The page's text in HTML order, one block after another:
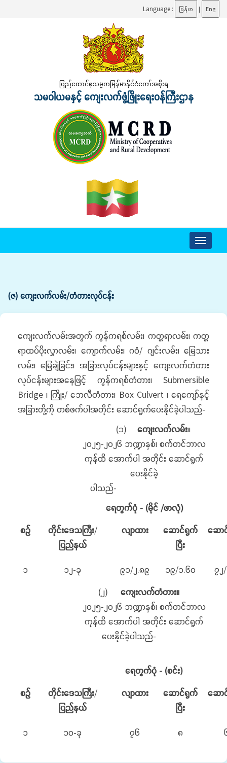
Language : မြန်မာ | Eng
ပြည်ထောင်စုသမ္မတမြန်မာနိုင်ငံတော်အစိုးရ
သမဝါယမနှင့် ကျေးလက်ဖွံ့ဖြိုးရေးဝန်ကြီးဌာန
Toggle
(ဇ) ကျေးလက်လမ်း/တံတားလုပ်ငန်း
ကျေးလက်လမ်းအတွက် ကွန်ကရစ်လမ်း၊ ကတ္တရာလမ်း၊ ကတ္တ
ရာထပ်ပိုးလွှာလမ်း၊ ကျောက်လမ်း၊ ဂဝံ/ ဂျင်းလမ်း၊ မြေသား
လမ်း၊ မြေချဲ့ခြင်း၊ အခြားလုပ်ငန်းများနှင့် ကျေးလက်တံတား
လုပ်ငန်းများအနေဖြင့် ကွန်ကရစ်တံတား၊ Submersible
Bridge ၊ ကြိုး/ ဘေလီတံတား၊ Box Culvert ၊ ရေကျော်နှင့်
အခြားတို့ကို တစ်ဖက်ပါအတိုင်း ဆောင်ရွက်ပေးနိုင်ခဲ့ပါသည်-
(၁) ကျေးလက်လမ်း။
၂၀၂၅-၂၀၂၆ ဘဏ္ဍာနှစ်၊ စက်တင်ဘာလ
ကုန်ထိ အောက်ပါ အတိုင်း ဆောင်ရွက်
ပေးနိုင်ခဲ့
ပါသည်-
ရေတွက်ပုံ- (မိုင် /ဖာလုံ)
စဉ်
တိုင်းဒေသကြီး/
ပြည်နယ်
လျာထား
ဆောင်ရွက်
ပြီး
ဆေ
၁ ၁၂-ခု ၉၁/၂.၈၉ ၁၉/၁.၆၀
၇၂
(၂) ကျေးလက်တံတား။
၂၀၂၅-၂၀၂၆ ဘဏ္ဍာနှစ်၊ စက်တင်ဘာလ
ကုန်ထိ အောက်ပါ အတိုင်း ဆောင်ရွက်
ပေးနိုင်ခဲ့ပါသည်-
ရေတွက်ပုံ- (စင်း)
စဉ်
တိုင်းဒေသကြီး/
ပြည်နယ်
လျာထား
ဆောင်ရွက်
ပြီး
ဆေ
၁ ၁၀-ခု ၇၆ ၈